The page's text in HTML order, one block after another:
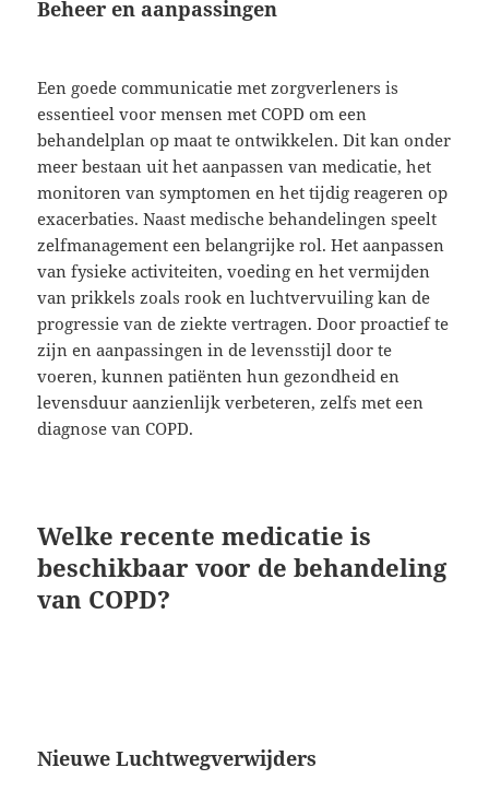
Beheer en aanpassingen
Een goede communicatie met zorgverleners is
essentieel voor mensen met COPD om een
behandelplan op maat te ontwikkelen. Dit kan onder
meer bestaan uit het aanpassen van medicatie, het
monitoren van symptomen en het tijdig reageren op
exacerbaties. Naast medische behandelingen speelt
zelfmanagement een belangrijke rol. Het aanpassen
van fysieke activiteiten, voeding en het vermijden
van prikkels zoals rook en luchtvervuiling kan de
progressie van de ziekte vertragen. Door proactief te
zijn en aanpassingen in de levensstijl door te
voeren, kunnen patiënten hun gezondheid en
levensduur aanzienlijk verbeteren, zelfs met een
diagnose van COPD.
Welke recente medicatie is
beschikbaar voor de behandeling
van COPD?
Nieuwe Luchtwegverwijders